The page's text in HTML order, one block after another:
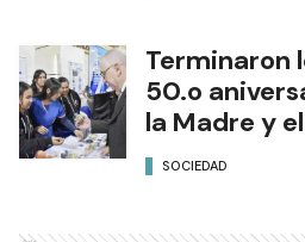
Terminaron
50.o
la Madre y
SOCIEDAD